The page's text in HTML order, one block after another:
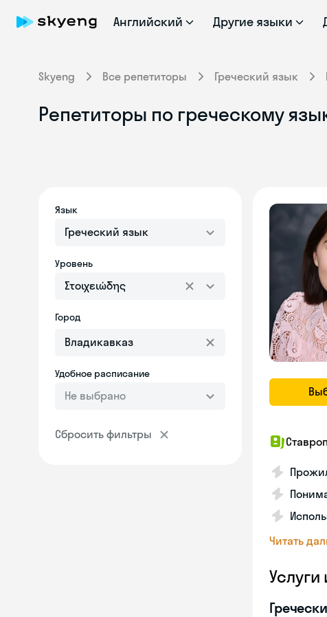
Английский Другие языки
Skyeng Все репетиторы Греческий язык
Репетиторы по греческому
Язык
Греческий язык
Уровень
Στοιχειώδης
Город
Удобное расписание
Не выбрано
Сбросить фильтры
Читать